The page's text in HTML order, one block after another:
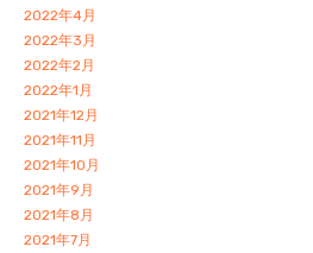
2022年4月
2022年3月
2022年2月
2022年1月
2021年12月
2021年11月
2021年10月
2021年9月
2021年8月
2021年7月